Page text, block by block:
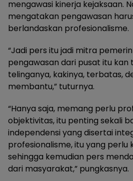
mengawasi kinerja kejaksaan.
mengatakan pengawasan
berlandaskan profesionalisme.
“Jadi pers itu jadi mitra
pengawasan dari pusat itu
telinganya, kakinya, terbatas,
membantu,” tuturnya.
“Hanya saja, memang perlu
objektivitas, itu penting sekali
independensi yang disertai
profesionalisme, itu yang perlu
sehingga kemudian pers
dari masyarakat,” pungkasnya.